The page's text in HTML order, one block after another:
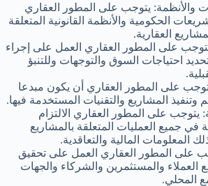
والأنظمة: يتوجب على المطور العقاري
الحكومية والأنظمة القانونية المتعلقة
العقارية.
يتوجب على المطور العقاري العمل على إجراء
احتياجات السوق والتوجهات وللتنبؤ
يتوجب على المطور العقاري أن يكون مبدعا
المشاريع والتقنيات المستخدمة فيها.
يتوجب على المطور العقاري الالتزام
في جميع العمليات المتعلقة بالمشاريع
المعلومات المالية والتعاقدية.
على المطور العقاري العمل على تحقيق
العملاء والمستثمرين والشركاء والجهات
المحلي.